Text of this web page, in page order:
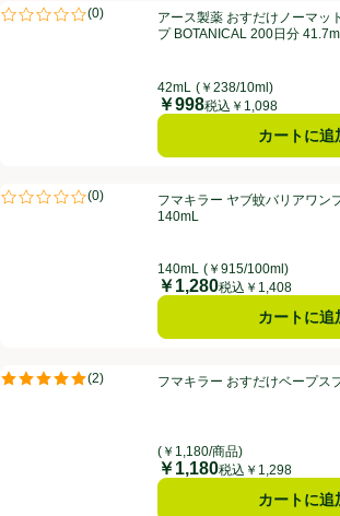
アース製薬 おすだけノーマット 蚊取り スプレ
(0)
評価は0件のレビューで5点中0.0点。
アース製薬 おすだけノーマッ
プ BOTANICAL 200日分
42mL (￥238/10ml)
価格
￥998税込￥1,098
カートに追
フマキラー ヤブ蚊バリアワンプッシュタイプ
(0)
評価は0件のレビューで5点中0.0点。
フマキラー ヤブ蚊バリアワン
140mL
140mL (￥915/100ml)
価格
￥1,280税込￥1,408
カートに追
フマキラー おすだけベープスプレー無香料
(2)
評価は2件のレビューで5点中5.0点。フマキラー おすだけベープス
(￥1,180/商品)
価格
￥1,180税込￥1,298
カートに追